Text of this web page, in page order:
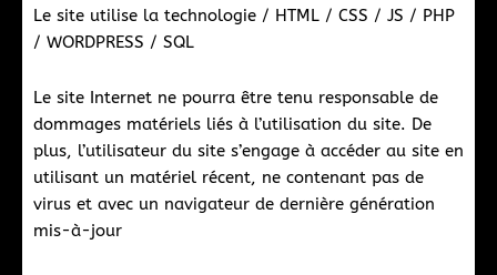
Le site utilise la technologie / HTML / CSS / JS / PHP
/ WORDPRESS / SQL
Le site Internet ne pourra être tenu responsable de
dommages matériels liés à l’utilisation du site. De
plus, l’utilisateur du site s’engage à accéder au site en
utilisant un matériel récent, ne contenant pas de
virus et avec un navigateur de dernière génération
mis-à-jour